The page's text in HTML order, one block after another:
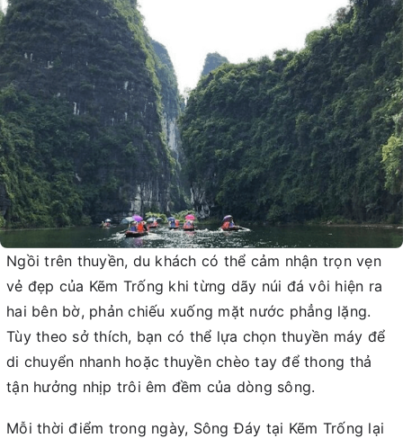
Ngồi trên thuyền, du khách có thể cảm nhận trọn vẹn
vẻ đẹp của Kẽm Trống khi từng dãy núi đá vôi hiện ra
hai bên bờ, phản chiếu xuống mặt nước phẳng lặng.
Tùy theo sở thích, bạn có thể lựa chọn thuyền máy để
di chuyển nhanh hoặc thuyền chèo tay để thong thả
tận hưởng nhịp trôi êm đềm của dòng sông.
Mỗi thời điểm trong ngày, Sông Đáy tại Kẽm Trống lại